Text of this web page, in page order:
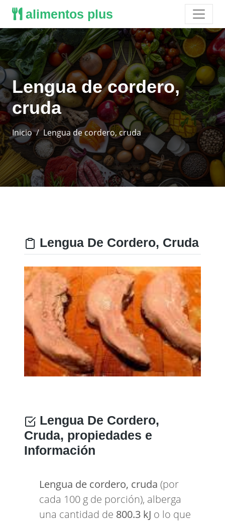
alimentos plus
Lengua de cordero,
cruda
Inicio Lengua de cordero, cruda
Lengua De Cordero, Cruda
Lengua De Cordero,
Cruda, propiedades e
Información
Lengua de cordero, cruda (por
cada 100 g de porción), alberga
una cantidad de 800.3 kJ o lo que